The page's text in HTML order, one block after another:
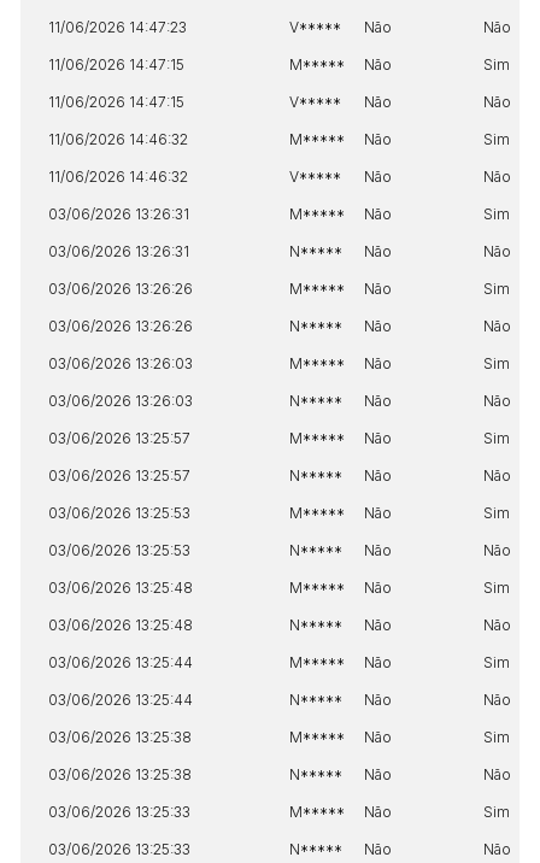
11/06/2026 14:47:23 V***** Não Não
11/06/2026 14:47:15 M***** Não Sim
11/06/2026 14:47:15 V***** Não Não
11/06/2026 14:46:32 M***** Não Sim
11/06/2026 14:46:32 V***** Não Não
03/06/2026 13:26:31 M***** Não Sim
03/06/2026 13:26:31 N***** Não Não
03/06/2026 13:26:26 M***** Não Sim
03/06/2026 13:26:26 N***** Não Não
03/06/2026 13:26:03 M***** Não Sim
03/06/2026 13:26:03 N***** Não Não
03/06/2026 13:25:57 M***** Não Sim
03/06/2026 13:25:57 N***** Não Não
03/06/2026 13:25:53 M***** Não Sim
03/06/2026 13:25:53 N***** Não Não
03/06/2026 13:25:48 M***** Não Sim
03/06/2026 13:25:48 N***** Não Não
03/06/2026 13:25:44 M***** Não Sim
03/06/2026 13:25:44 N***** Não Não
03/06/2026 13:25:38 M***** Não Sim
03/06/2026 13:25:38 N***** Não Não
03/06/2026 13:25:33 M***** Não Sim
03/06/2026 13:25:33 N***** Não Não